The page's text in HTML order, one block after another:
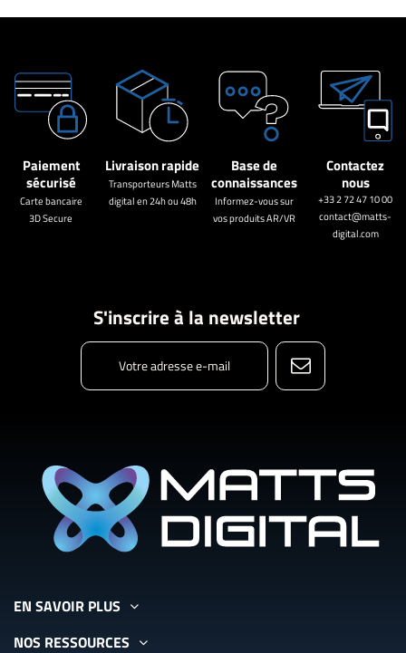
Paiement
sécurisé
Carte bancaire
3D Secure
Livraison rapide
Transporteurs Matts
digital en 24h ou 48h
Base de
connaissances
Informez-vous sur
vos produits AR/VR
Contactez
nous
+33 2 72 47 10 00
contact@matts-
digital.com
S'inscrire à la newsletter
EN SAVOIR PLUS
NOS RESSOURCES